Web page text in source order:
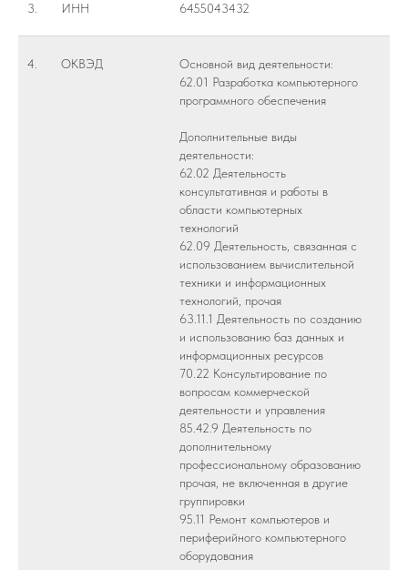
3. ИНН 6455043432
4. ОКВЭД
Основной вид деятельности:
62.01 Разработка компьютерного
программного обеспечения
Дополнительные виды
деятельности:
62.02 Деятельность
консультативная и работы в
области компьютерных
технологий
62.09 Деятельность, связанная с
использованием вычислительной
техники и информационных
технологий, прочая
63.11.1 Деятельность по созданию
и использованию баз данных и
информационных ресурсов
70.22 Консультирование по
вопросам коммерческой
деятельности и управления
85.42.9 Деятельность по
дополнительному
профессиональному образованию
прочая, не включенная в другие
группировки
95.11 Ремонт компьютеров и
периферийного компьютерного
оборудования